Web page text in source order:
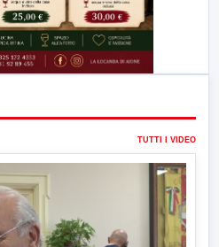
TUTTI I VIDEO